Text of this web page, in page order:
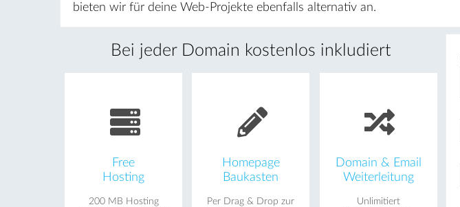
bieten wir für deine Web-Projekte ebenfalls alternativ an.
Bei jeder Domain kostenlos inkludiert
Free
Hosting
200 MB Hosting
Homepage
Baukasten
Per Drag & Drop zur
Domain & Email
Weiterleitung
Unlimitiert